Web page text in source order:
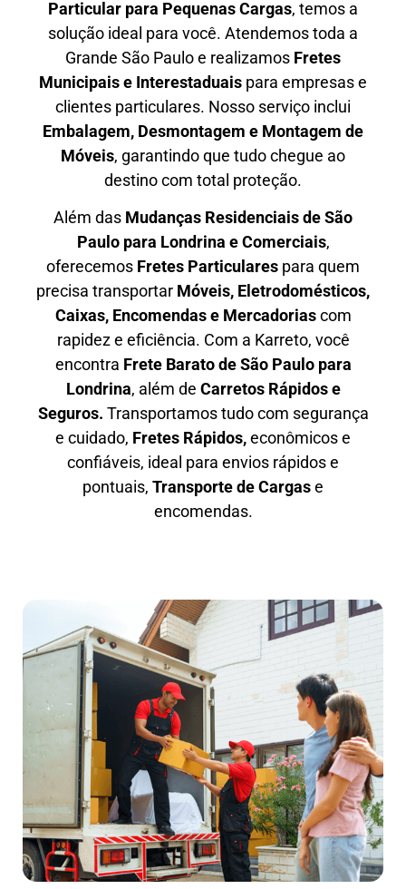
Particular para Pequenas Cargas, temos a
solução ideal para você. Atendemostoda a
Grande São Pauloe realizamos Fretes
Municipais e Interestaduais para empresas e
clientes particulares. Nosso serviço inclui
Embalagem, Desmontagem e Montagem de
Móveis, garantindo que tudo chegue ao
destino com total proteção.
Além das Mudanças Residenciais de São
Paulo para Londrina e Comerciais,
oferecemos Fretes Particulares para quem
precisa transportar Móveis, Eletrodomésticos,
Caixas, Encomendas e Mercadoriascom
rapidez e eficiência. Com a Karreto, você
encontra Frete Baratode São Paulo para
Londrina, além de Carretos Rápidos e
Seguros. Transportamos tudo com segurança
e cuidado, Fretes Rápidos,econômicos e
confiáveis, ideal para envios rápidos e
pontuais, Transporte de Cargase
encomendas.